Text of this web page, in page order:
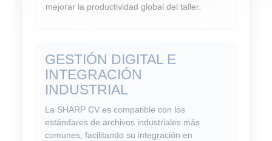
mejorar la productividad global del taller.
GESTIÓN DIGITAL E
INTEGRACIÓN
INDUSTRIAL
La SHARP CV es compatible con los
estándares de archivos industriales más
comunes, facilitando su integración en